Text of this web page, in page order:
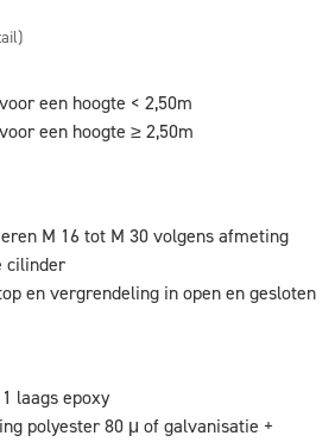
een hoogte < 2,50m
een hoogte ≥ 2,50m
M 16 tot M 30 volgens afmeting
cilinder
en vergrendeling in open en gesloten
laags epoxy
polyester 80 μ of galvanisatie +